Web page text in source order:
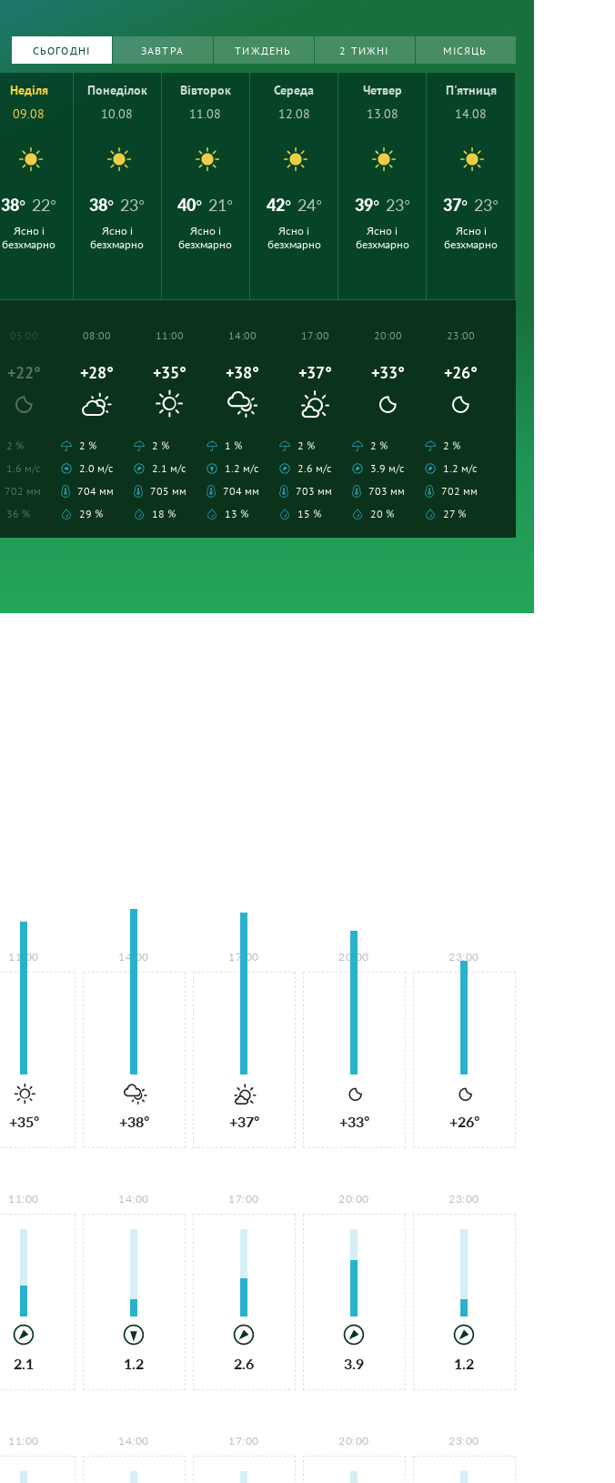
СЬОГОДНІ ЗАВТРА ТИЖДЕНЬ 2 ТИЖНІ МІСЯЦЬ
Неділя
09.08
38° 22°
Ясно і
безхмарно
Понеділок
10.08
38° 23°
Ясно і
безхмарно
Вівторок
11.08
40° 21°
Ясно і
безхмарно
Середа
12.08
42° 24°
Ясно і
безхмарно
Четвер
13.08
39° 23°
Ясно і
безхмарно
П'ятниця
14.08
37° 23°
Ясно і
безхмарно
05:00
+22°
2 %
1.6 м/с
702 мм
36 %
08:00
+28°
2 %
2.0 м/с
704 мм
29 %
11:00
+35°
2 %
2.1 м/с
705 мм
18 %
14:00
+38°
1 %
1.2 м/с
704 мм
13 %
17:00
+37°
2 %
2.6 м/с
703 мм
15 %
20:00
+33°
2 %
3.9 м/с
703 мм
20 %
23:00
+26°
2 %
1.2 м/с
702 мм
27 %
11:00
+35°
14:00
+38°
17:00
+37°
20:00
+33°
23:00
+26°
11:00
2.1
14:00
1.2
17:00
2.6
20:00
3.9
23:00
1.2
11:00 14:00 17:00 20:00 23:00